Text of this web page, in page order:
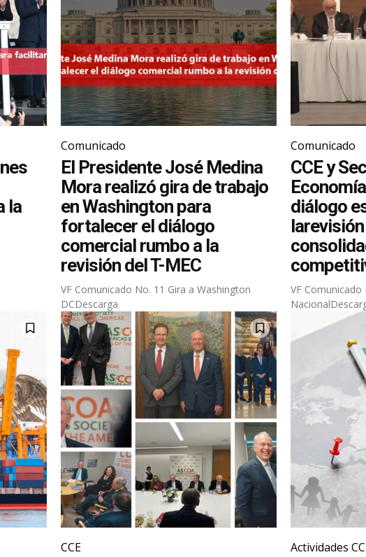
la
Comunicado
El Presidente José Medina
Mora realizó gira de trabajo
en Washington para
fortalecer el diálogo
comercial rumbo a la
revisión del T-MEC
VF Comunicado No. 11 Gira a Washington
DCDescarga
Comunicado
CCE y
diálogo
larevisión
VF
CCE Actividades